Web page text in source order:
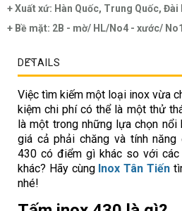
+ Xuất xứ: Hàn Quốc, Trung Quốc,
+ Bề mặt: 2B - mờ/ HL/No4 - xước/
DETAILS
Việc tìm kiếm một loại inox vừa
kiệm chi phí có thể là một thử
là một trong những lựa chọn
giá cả phải chăng và tính
430 có điểm gì khác so với
khác? Hãy cùng Inox Tân Tiến
nhé!